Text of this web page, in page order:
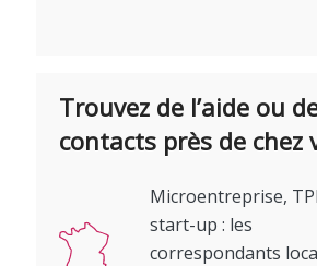
Trouvez de l’aide ou
contacts près de chez
Microentreprise,
start-up : les
correspondants